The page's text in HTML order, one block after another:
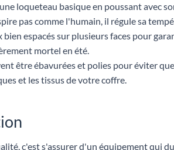
loqueteau basique en poussant avec
pas comme l'humain, il régule sa
espacés sur plusieurs faces pour
mortel en été.
être ébavurées et polies pour éviter
et les tissus de votre coffre.
c'est s'assurer d'un équipement qui